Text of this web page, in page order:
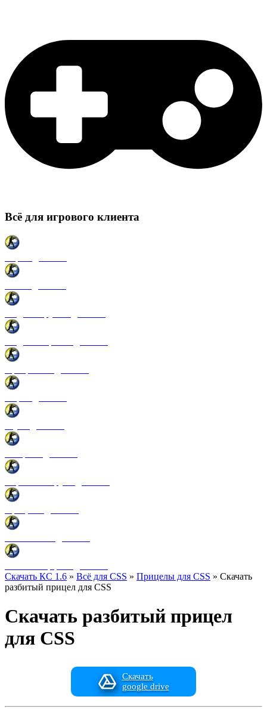
Всё для игрового клиента
Скачать КС 1.6 » Всё для CSS » Прицелы для CSS » Скачать
разбитый прицел для CSS
Скачать разбитый прицел
для CSS
Скачать
google drive